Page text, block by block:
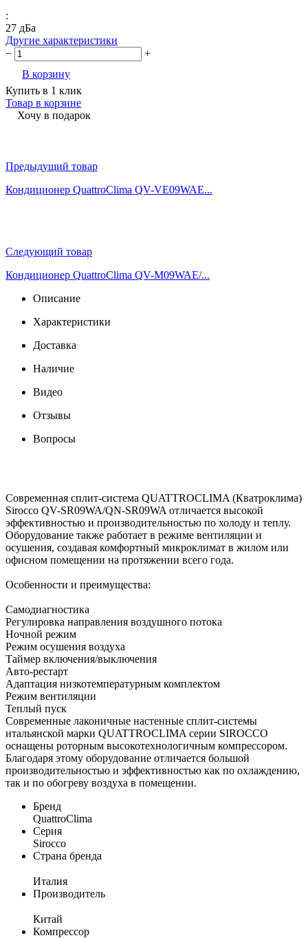
:
27 дБа
Другие характеристики
−
+
В корзину
Купить в 1 клик
Товар в корзине
Хочу в подарок
Предыдущий товар
Кондиционер QuattroСlima QV-VE09WAE...
Следующий товар
Кондиционер QuattroСlima QV-M09WAE/...
Описание
Характеристики
Доставка
Наличие
Видео
Отзывы
Вопросы
Современная сплит-система QUATTROCLIMA (Кватроклима)
Sirocco QV-SR09WA/QN-SR09WA отличается высокой
эффективностью и производительностью по холоду и теплу.
Оборудование также работает в режиме вентиляции и
осушения, создавая комфортный микроклимат в жилом или
офисном помещении на протяжении всего года.
Особенности и преимущества:
Самодиагностика
Регулировка направления воздушного потока
Ночной режим
Режим осушения воздуха
Таймер включения/выключения
Авто-рестарт
Адаптация низкотемпературным комплектом
Режим вентиляции
Теплый пуск
Современные лаконичные настенные сплит-системы
итальянской марки QUATTROCLIMA серии SIROCCO
оснащены роторным высокотехнологичным компрессором.
Благодаря этому оборудование отличается большой
производительностью и эффективностью как по охлаждению,
так и по обогреву воздуха в помещении.
Бренд
QuattroClima
Серия
Sirocco
Страна бренда
Италия
Производитель
Китай
Компрессор